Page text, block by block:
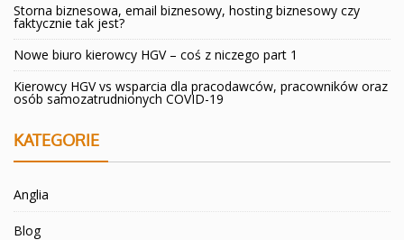
Storna biznesowa, email biznesowy, hosting biznesowy czy
faktycznie tak jest?
Nowe biuro kierowcy HGV – coś z niczego part 1
Kierowcy HGV vs wsparcia dla pracodawców, pracowników oraz
osób samozatrudnionych COVID-19
KATEGORIE
Anglia
Blog